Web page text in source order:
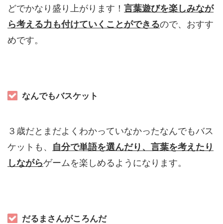
どでかなり盛り上がります！ 言葉遊びを楽しみなが
ら考える力も付けていくことができるので、おすす
めです。
なんでもバスケット
３歳だとまだよくわかっていなかったなんでもバス
ケットも、 自分で単語を選んだり、 言葉を考えたり
しながらゲームを楽しめるようになります。
だるまさんがころんだ